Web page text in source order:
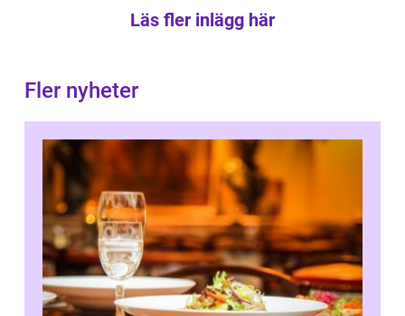
Läs fler inlägg här
Fler nyheter